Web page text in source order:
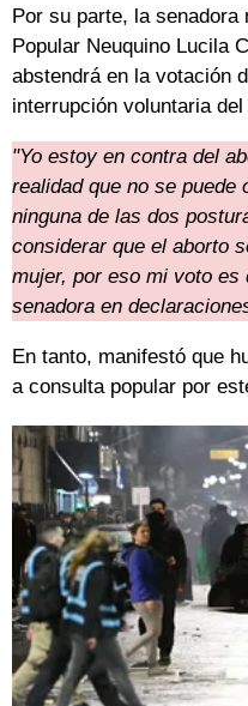
Por su parte, la
Popular Neuquino Lucila
abstendrá en la votación
interrupción voluntaria
"Yo estoy en contra del
realidad que no se puede
ninguna de las dos
considerar que el aborto
mujer, por eso mi voto
senadora en
En tanto, manifestó que
a consulta popular por